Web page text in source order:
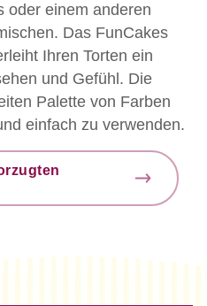
oder einem anderen
Das FunCakes
Ihren Torten ein
und Gefühl. Die
Palette von Farben
einfach zu verwenden.